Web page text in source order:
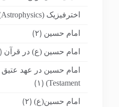
اخترفیزیک (Astrophysics)
امام حسین (۲)
امام حسین (ع) در قرآن (۲)
Testament)
(۱)
امام حسین(ع) (۲)